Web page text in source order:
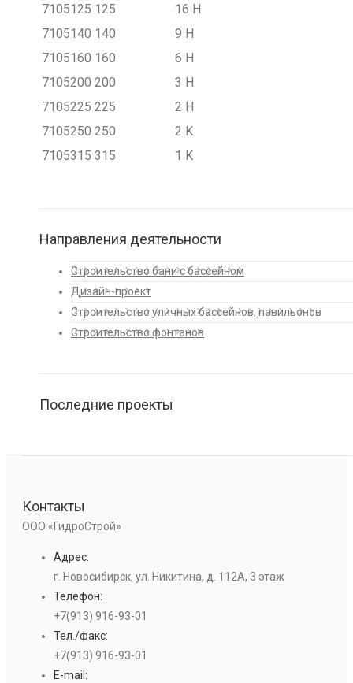
7105125 125
16 H
7105140 140
9 H
7105160 160
6 H
7105200 200
3 H
7105225 225
2 H
7105250 250
2 K
7105315 315 1 K
Направления деятельности
Строительство бани с бассейном
Дизайн-проект
Строительство уличных бассейнов, павильонов
Строительство фонтанов
Последние проекты
Контакты
ООО «ГидроСтрой»
Адрес:
г. Новосибирск, ул. Никитина, д. 112А, 3 этаж
Телефон:
+7(913) 916-93-01
Тел./факс:
+7(913) 916-93-01
E-mail: